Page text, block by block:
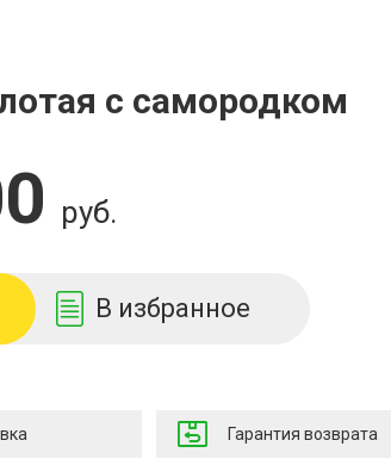
с самородком
руб.
В избранное
Гарантия возврата